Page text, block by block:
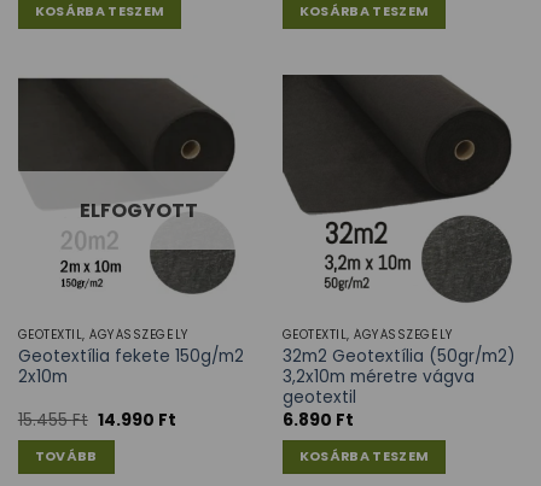
KOSÁRBA TESZEM KOSÁRBA TESZEM
ELFOGYOTT
GEOTEXTIL, ÁGYÁSSZEGÉLY
Geotextília fekete 150g/m2
2x10m
15.455Ft 14.990 Ft
TOVÁBB
GEOTEXTIL, ÁGYÁSSZEGÉLY
32m2 Geotextília (50gr/m2)
3,2x10m méretre vágva
geotextil
6.890 Ft
KOSÁRBA TESZEM